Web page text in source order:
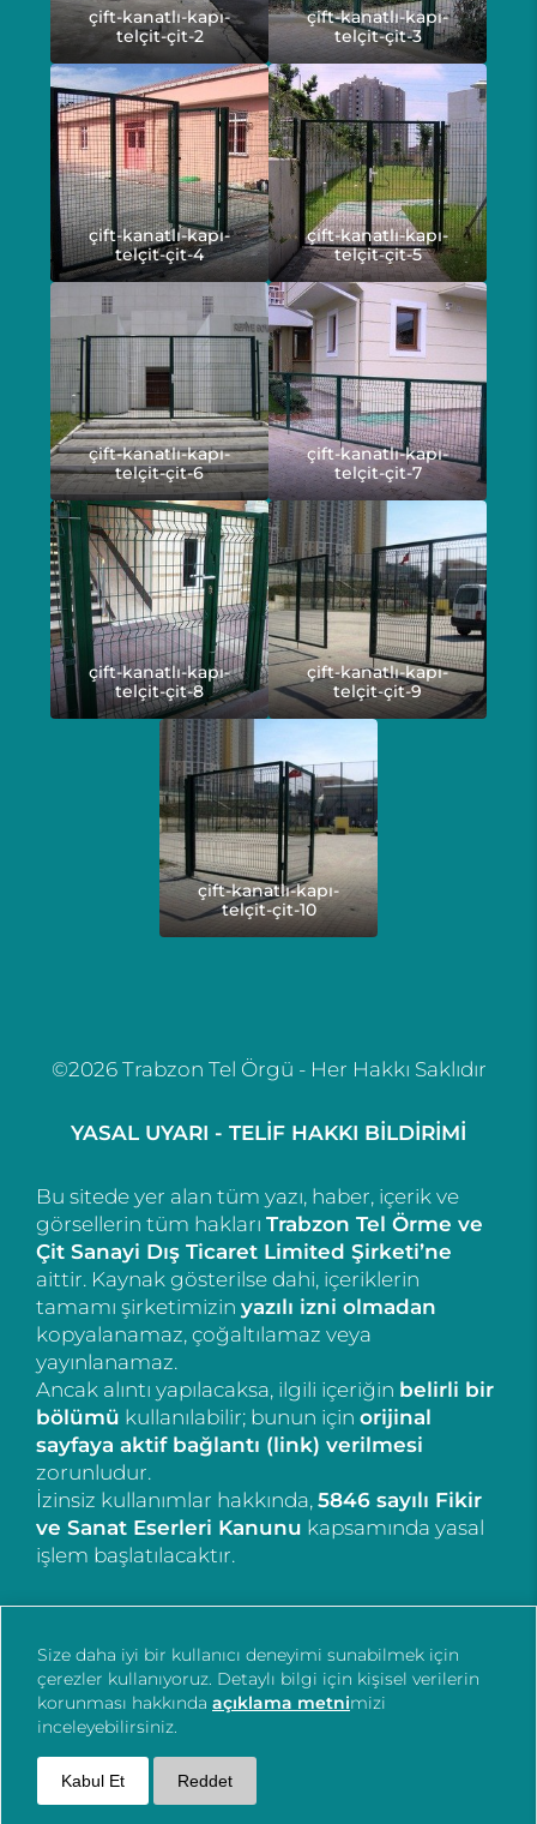
çift-kanatlı-kapı-
telçit-çit-2
çift-kanatlı-kapı-
telçit-çit-3
çift-kanatlı-kapı-
telçit-çit-4
çift-kanatlı-kapı-
telçit-çit-5
çift-kanatlı-kapı-
telçit-çit-6
çift-kanatlı-kapı-
telçit-çit-7
çift-kanatlı-kapı-
telçit-çit-8
çift-kanatlı-kapı-
telçit-çit-9
çift-kanatlı-kapı-
telçit-çit-10
©2026 Trabzon Tel Örgü - Her Hakkı Saklıdır
YASAL UYARI - TELİF HAKKI BİLDİRİMİ
Bu sitede yer alan tüm yazı, haber, içerik ve
görsellerin tüm hakları Trabzon Tel Örme ve
Çit Sanayi Dış Ticaret Limited Şirketi’ne
aittir. Kaynak gösterilse dahi, içeriklerin
tamamı şirketimizin yazılı izni olmadan
kopyalanamaz, çoğaltılamaz veya
yayınlanamaz.
Ancak alıntı yapılacaksa, ilgili içeriğin belirli bir
bölümü kullanılabilir; bunun için orijinal
sayfaya aktif bağlantı (link) verilmesi
zorunludur.
İzinsiz kullanımlar hakkında, 5846 sayılı Fikir
ve Sanat Eserleri Kanunu kapsamında yasal
işlem başlatılacaktır.
Size daha iyi bir kullanıcı deneyimi sunabilmek için
çerezler kullanıyoruz. Detaylı bilgi için kişisel verilerin
korunması hakkında açıklama metnimizi
inceleyebilirsiniz.
Kabul Et Reddet